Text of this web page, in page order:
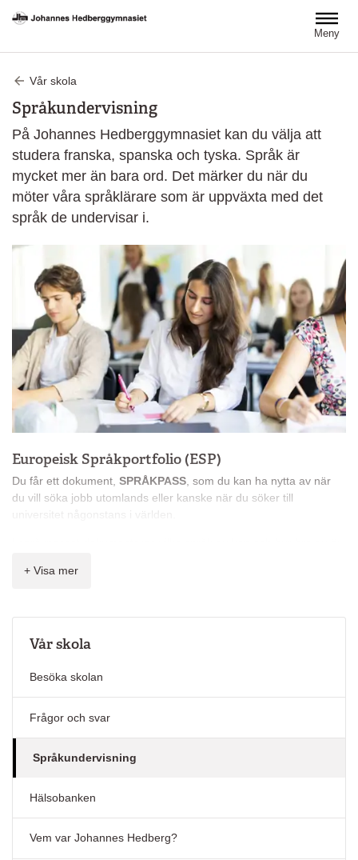
Meny
Vår skola
Språkundervisning
På Johannes Hedberggymnasiet kan du välja att
studera franska, spanska och tyska. Språk är
mycket mer än bara ord. Det märker du när du
möter våra språklärare som är uppväxta med det
språk de undervisar i.
Europeisk Språkportfolio (ESP)
Du får ett dokument, SPRÅKPASS , som du kan ha nytta av när
du vill söka jobb utomlands eller kanske när du söker till
universitet någonstans i världen.
Varför?
grundtankarna i ESP.
Pedagogiska funktionen är viktig.
Eleven får struktur i inlärningen.
Interkulturella färdigheter betonas.
+ Visa mer
Vår skola
Besöka skolan
Frågor och svar
Språkundervisning
Hälsobanken
Vem var Johannes Hedberg?